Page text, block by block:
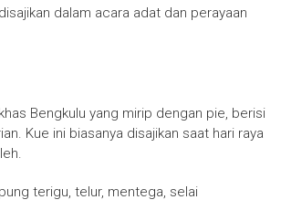
dalam acara adat dan perayaan
Bengkulu yang mirip dengan pie, berisi
Kue ini biasanya disajikan saat hari raya
terigu, telur, mentega, selai